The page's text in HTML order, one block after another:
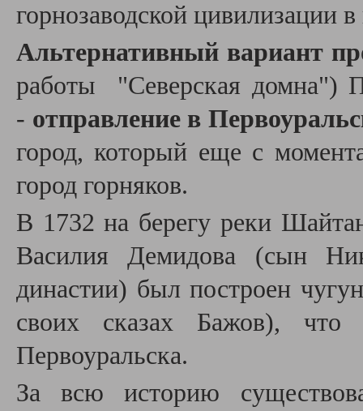
горнозаводской цивилизации
Альтернативный вариант
работы "Северская домна")
- отправление в
город, который еще с
город горняков.
В 1732 на берегу реки
Василия Демидова (сын
династии) был построен
своих сказах Бажов), что
Первоуральска.
За всю историю